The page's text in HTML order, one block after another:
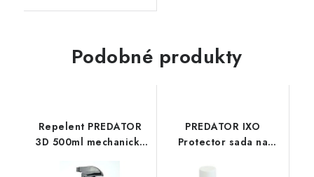
Podobné produkty
Repelent PREDATOR
3D 500ml mechanický
PREDATOR IXO
Protector sada na